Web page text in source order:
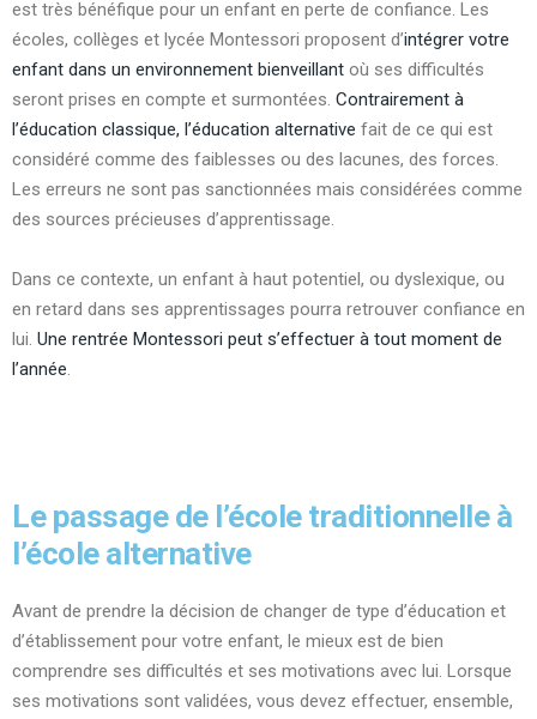
est très bénéfique pour un enfant en perte de confiance. Les
écoles, collèges et lycée Montessori proposent d’intégrer votre
enfant dans un environnement bienveillant où ses difficultés
seront prises en compte et surmontées. Contrairement à
l’éducation classique, l’éducation alternative fait de ce qui est
considéré comme des faiblesses ou des lacunes, des forces.
Les erreurs ne sont pas sanctionnées mais considérées comme
des sources précieuses d’apprentissage.
Dans ce contexte, un enfant à haut potentiel, ou dyslexique, ou
en retard dans ses apprentissages pourra retrouver confiance en
lui. Une rentrée Montessori peut s’effectuer à tout moment de
l’année.
Le passage de l’école traditionnelle à
l’école alternative
Avant de prendre la décision de changer de type d’éducation et
d’établissement pour votre enfant, le mieux est de bien
comprendre ses difficultés et ses motivations avec lui. Lorsque
ses motivations sont validées, vous devez effectuer, ensemble,